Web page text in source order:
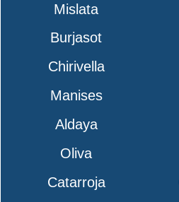
Mislata
Burjasot
Chirivella
Manises
Aldaya
Oliva
Catarroja